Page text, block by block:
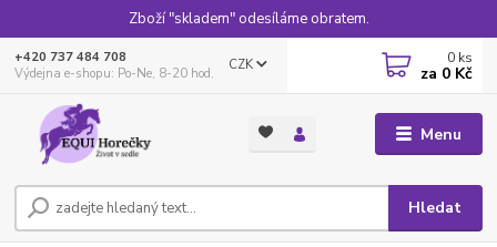
Zboží "skladem" odesíláme obratem.
Menu
CZK
Hledat
+420 737 484 708
Výdejna e-shopu: Po-Ne, 8-20 hod.
0 ks
za 0 Kč